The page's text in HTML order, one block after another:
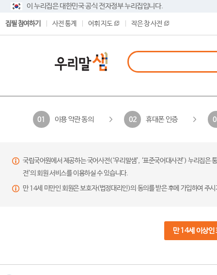
이 누리집은 대한민국 공식 전자정부 누리집입니다.
집필 참여하기 사전 통계 어휘 지도 작은 창 사전
01 이용 약관 동의 02 휴대폰 인증
국립국어원에서 제공하는 국어사전(‘우리말샘’, ‘표준국어대사전’) 누리집
전’의 회원 서비스를 이용하실 수 있습니다.
만 14세 미만인 회원은 보호자(법정대리인)의 동의를 받은 후에 가입하여 주
만 14세 이상인